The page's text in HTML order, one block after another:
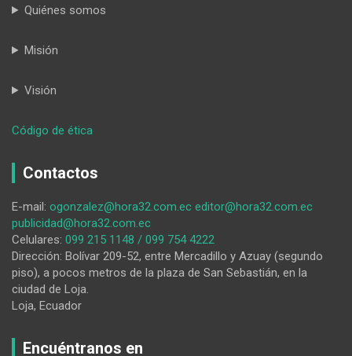
Quiénes somos
Misión
Visión
Código de ética
falsas
el
caos,
desestabilizan,
afectan
a
benefician
Contactos
E-mail: ogonzalez@hora32.com.ec editor@hora32.com.ec
publicidad@hora32.com.ec
Celulares: 099 215 1148 / 099 754 4222
Dirección: Bolívar 209-52, entre Mercadillo y Azuay (segundo
piso), a pocos metros de la plaza de San Sebastián, en la
ciudad de Loja.
Loja, Ecuador
Encuéntranos en